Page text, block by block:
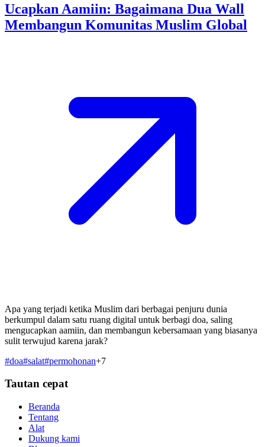
Ucapkan Aamiin: Bagaimana Dua Wall
Membangun Komunitas Muslim Global
Apa yang terjadi ketika Muslim dari berbagai penjuru dunia
berkumpul dalam satu ruang digital untuk berbagi doa, saling
mengucapkan aamiin, dan membangun kebersamaan yang biasanya
sulit terwujud karena jarak?
#doa#salat#permohonan+7
Tautan cepat
Beranda
Tentang
Alat
Dukung kami